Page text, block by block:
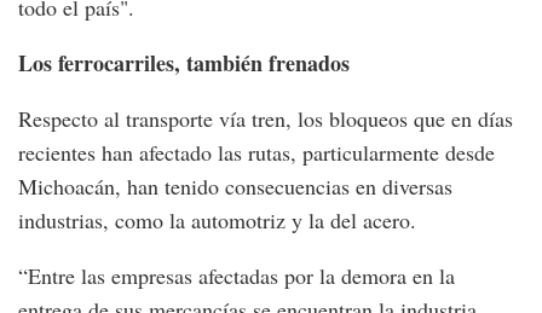
todo el país".
Los ferrocarriles, también frenados
Respecto al transporte vía tren, los bloqueos que en días
recientes han afectado las rutas, particularmente desde
Michoacán, han tenido consecuencias en diversas
industrias, como la automotriz y la del acero.
“Entre las empresas afectadas por la demora en la